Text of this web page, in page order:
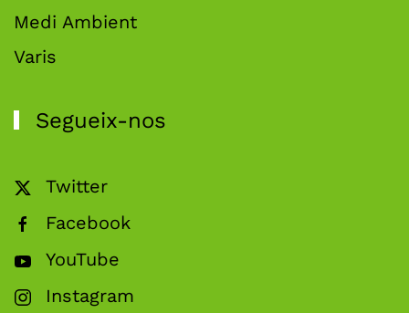
Medi Ambient
Varis
Segueix-nos
Twitter
Facebook
YouTube
Instagram